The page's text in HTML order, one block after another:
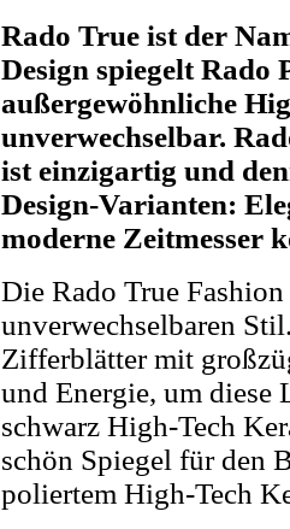
Rado True ist der
Design spiegelt
außergewöhnliche
unverwechselbar.
ist einzigartig und
Design-Varianten:
moderne Zeitmesser
Die Rado True
unverwechselbaren
Zifferblätter mit
und Energie, um
schwarz High-Tech
schön Spiegel für den
poliertem High-Tech